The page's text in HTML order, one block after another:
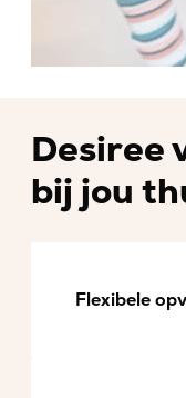
Desiree
bij jou
Flexibele